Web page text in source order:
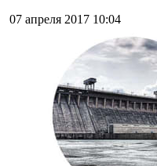
07 апреля 2017 10:04